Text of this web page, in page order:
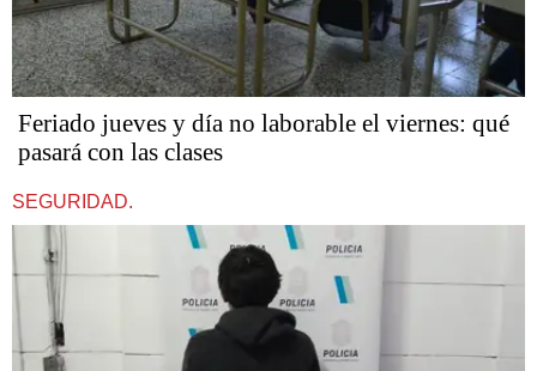
Feriado jueves y día no laborable el viernes: qué
pasará con las clases
SEGURIDAD.